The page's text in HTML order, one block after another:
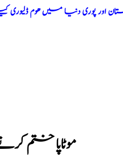
اور پوری دنیا میں ھوم
موٹاپا ختم